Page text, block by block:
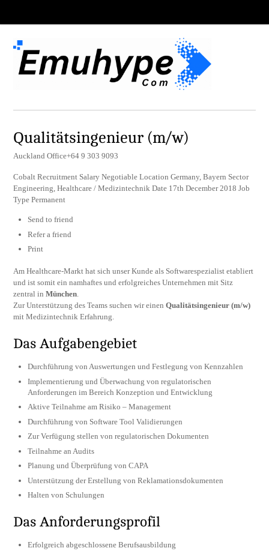
Qualitätsingenieur (m/w)
Auckland Office+64 9 303 9093
Cobalt Recruitment Salary Negotiable Location Germany, Bayern Sector
Engineering, Healthcare / Medizintechnik Date 17th December 2018 Job
Type Permanent
Send to friend
Refer a friend
Print
Am Healthcare-Markt hat sich unser Kunde als Softwarespezialist etabliert
und ist somit ein namhaftes und erfolgreiches Unternehmen mit Sitz
zentral inMünchen.
Zur Unterstützung des Teams suchen wir einenQualitätsingenieur (m/w)
mit Medizintechnik Erfahrung.
Das Aufgabengebiet
Durchführung von Auswertungen und Festlegung von Kennzahlen
Implementierung und Überwachung von regulatorischen
Anforderungen im Bereich Konzeption und Entwicklung
Aktive Teilnahme am Risiko – Management
Durchführung von Software Tool Validierungen
Zur Verfügung stellen von regulatorischen Dokumenten
Teilnahme an Audits
Planung und Überprüfung von CAPA
Unterstützung der Erstellung von Reklamationsdokumenten
Halten von Schulungen
Das Anforderungsprofil
Erfolgreich abgeschlossene Berufsausbildung